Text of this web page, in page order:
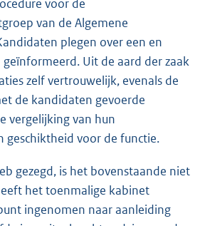
voor de
van de Algemene
plegen over een en
Uit de aard der zaak
zelf vertrouwelijk, evenals de
de kandidaten gevoerde
vergelijking van hun
geschiktheid voor de functie.
gezegd, is het bovenstaande niet
het toenmalige kabinet
ingenomen naar aanleiding